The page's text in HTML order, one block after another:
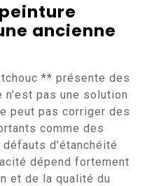
ancienne
** présente des
pas une solution
peut pas corriger des
comme des
d’étanchéité
dépend fortement
et de la qualité du